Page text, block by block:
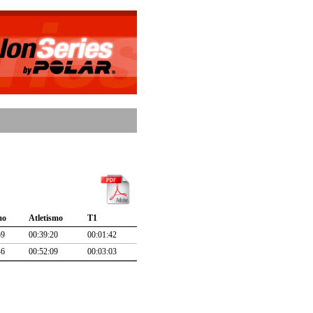
Atletismo
T1
00:39:20
00:01:42
00:52:09
00:03:03